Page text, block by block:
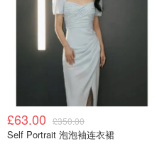
£63.00 £350.00
Self Portrait 泡泡袖连衣裙